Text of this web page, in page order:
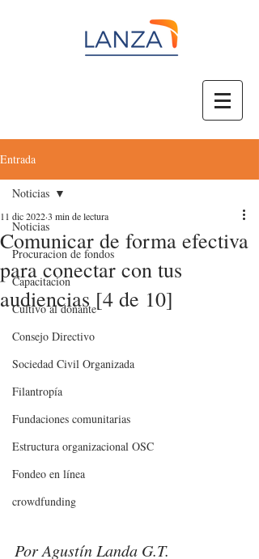
Entrada
Noticias
Procuracion de fondos
Capacitacion
Cultivo al donante
Consejo Directivo
Sociedad Civil Organizada
Filantropía
Fundaciones comunitarias
Estructura organizacional OSC
Fondeo en línea
crowdfunding
Noticias
Comunicar de forma efectiva
para conectar con tus
audiencias [4 de 10]
11 dic 20223 min de lectura
Por Agustín Landa G.T.